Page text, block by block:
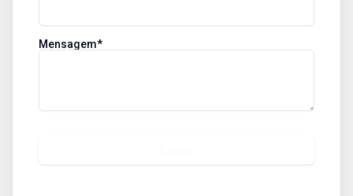
Mensagem*